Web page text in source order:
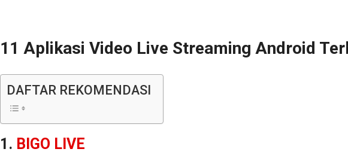
11 Aplikasi Video Live Streaming Android
DAFTAR REKOMENDASI
1. BIGO LIVE